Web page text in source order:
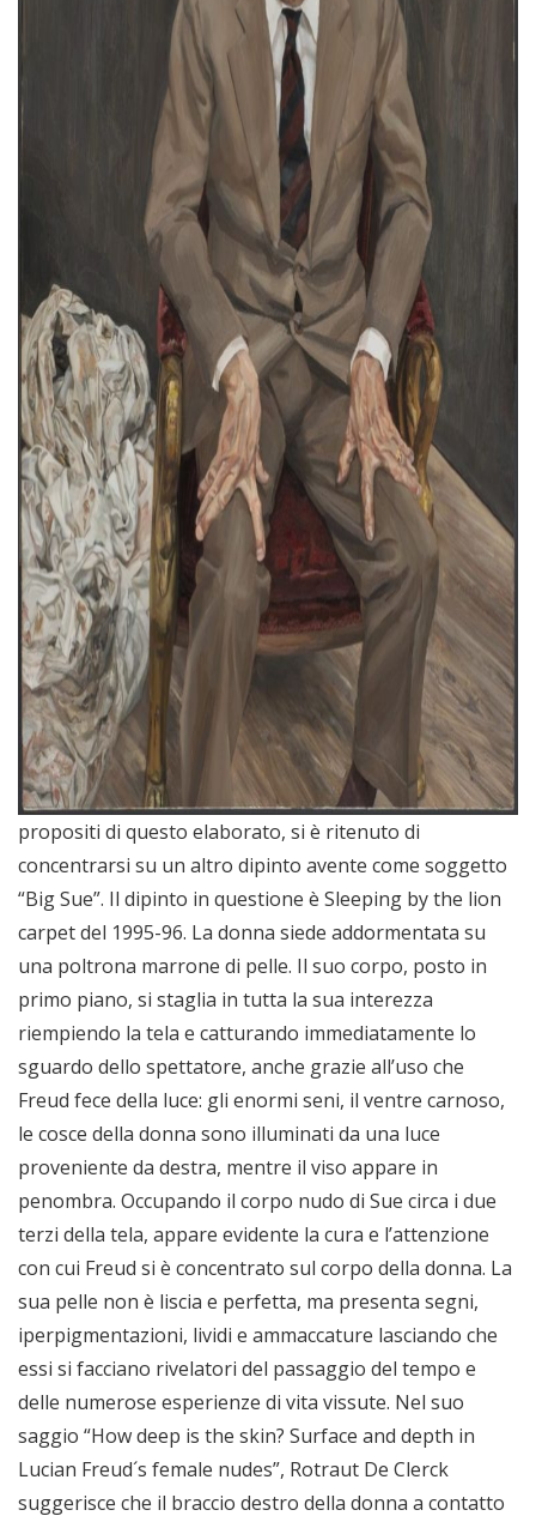
propositi di questo elaborato, si è ritenuto di
concentrarsi su un altro dipinto avente come soggetto
“Big Sue”. Il dipinto in questione è Sleeping by the lion
carpet del 1995-96. La donna siede addormentata su
una poltrona marrone di pelle. Il suo corpo, posto in
primo piano, si staglia in tutta la sua interezza
riempiendo la tela e catturando immediatamente lo
sguardo dello spettatore, anche grazie all’uso che
Freud fece della luce: gli enormi seni, il ventre carnoso,
le cosce della donna sono illuminati da una luce
proveniente da destra, mentre il viso appare in
penombra. Occupando il corpo nudo di Sue circa i due
terzi della tela, appare evidente la cura e l’attenzione
con cui Freud si è concentrato sul corpo della donna. La
sua pelle non è liscia e perfetta, ma presenta segni,
iperpigmentazioni, lividi e ammaccature lasciando che
essi si facciano rivelatori del passaggio del tempo e
delle numerose esperienze di vita vissute. Nel suo
saggio “How deep is the skin? Surface and depth in
Lucian Freud´s female nudes”, Rotraut De Clerck
suggerisce che il braccio destro della donna a contatto